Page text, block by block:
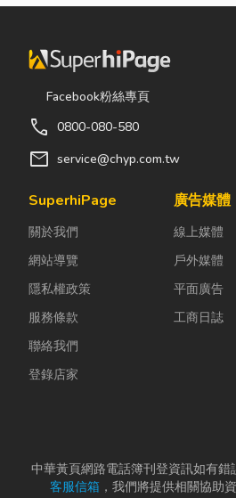
Facebook粉絲專頁
call 0800-080-580
mail service@chyp.com.tw
SuperhiPage
關於我們
網站導覽
隱私權政策
服務條款
聯絡我們
登錄店家
廣告媒體
線上媒體
戶外媒體
平面廣告
工商日誌
中華黃頁網路電話簿刊登資訊如有錯
客服信箱 ，我們將提供相關協助